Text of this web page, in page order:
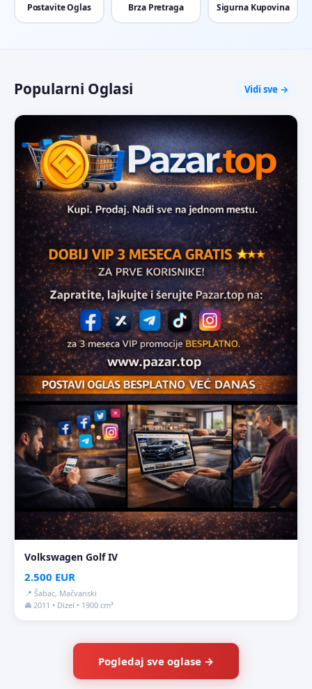
Postavite Oglas Brza Pretraga Sigurna Kupovina
Popularni Oglasi Vidi sve →
Volkswagen Golf IV
2.500 EUR
📍 Šabac, Mačvanski
🚘 2011 • Dizel • 1900 cm³
Pogledaj sve oglase →